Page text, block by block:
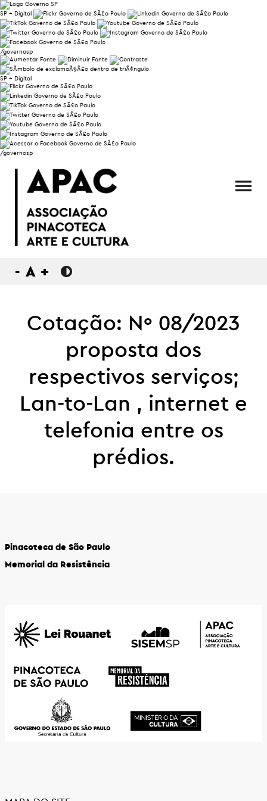
SP + Digital
/governosp
SP + Digital
/governosp
- A +
Cotação: Nº 08/2023
proposta dos
respectivos serviços;
Lan-to-Lan , internet e
telefonia entre os
prédios.
Pinacoteca de São Paulo
Memorial da Resistência